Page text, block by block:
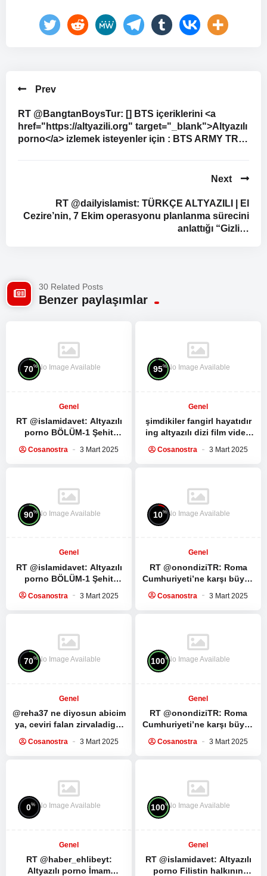
Prev
RT @BangtanBoysTur: [] BTS içeriklerini <a
href="https://altyazili.org" target="_blank">Altyazılı
porno</a> izlemek isteyenler için : BTS ARMY TR…
Next
RT @dailyislamist: TÜRKÇE ALTYAZILI | El
Cezire’nin, 7 Ekim operasyonu planlanma sürecini
anlattığı “Gizli…
30 Related Posts
Benzer paylaşımlar
No Image Available
70%
Genel
RT @islamidavet: Altyazılı
porno BÖLÜM-1 Şehit
medya sitesi ile yaptığı
Cosanostra 3 Mart 2025
No Image Available
95%
Genel
şimdikiler fangirl hayatıdır
ing altyazılı dizi film video
sahip değil mi…
Cosanostra 3 Mart 2025
No Image Available
90%
Genel
RT @islamidavet: Altyazılı
porno BÖLÜM-1 Şehit
Seyyid Haşim Safiyüddin’in
medya sitesi ile yaptığı
Cosanostra 3 Mart 2025
No Image Available
10%
Genel
RT @onondiziTR: Roma
Cumhuriyeti’ne karşı büyük
Spartacus Dizisinin ilk 5
Cosanostra 3 Mart 2025
No Image Available
70%
Genel
@reha37 ne diyosun abicim
ya, ceviri falan zirvaladigin
mensini silmissin, herhalde
fark ettin dunyanin…
Cosanostra 3 Mart 2025
No Image Available
100%
Genel
RT @onondiziTR: Roma
Cumhuriyeti’ne karşı büyük
Spartacus Dizisinin ilk 5
Cosanostra 3 Mart 2025
No Image Available
0%
Genel
RT @haber_ehlibeyt:
Altyazılı porno İmam
No Image Available
100%
Genel
RT @islamidavet: Altyazılı
porno Filistin halkının